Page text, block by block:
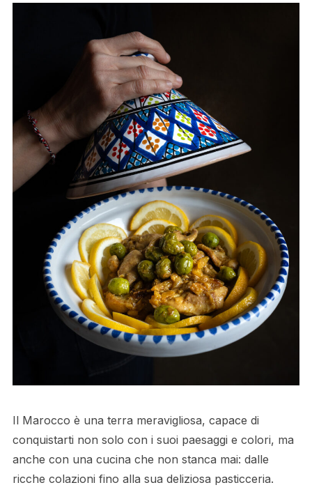
Il Marocco è una terra meravigliosa, capace di
conquistarti non solo con i suoi paesaggi e colori, ma
anche con una cucina che non stanca mai: dalle
ricche colazioni fino alla sua deliziosa pasticceria.